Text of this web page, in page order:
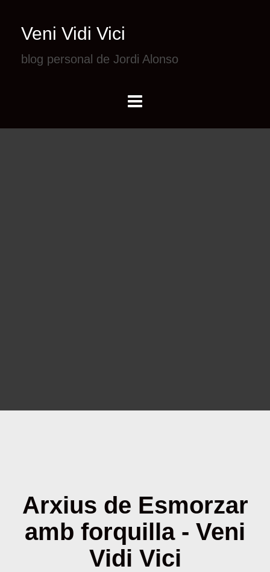
Veni Vidi Vici
blog personal de Jordi Alonso
Arxius de Esmorzar
amb forquilla - Veni
Vidi Vici